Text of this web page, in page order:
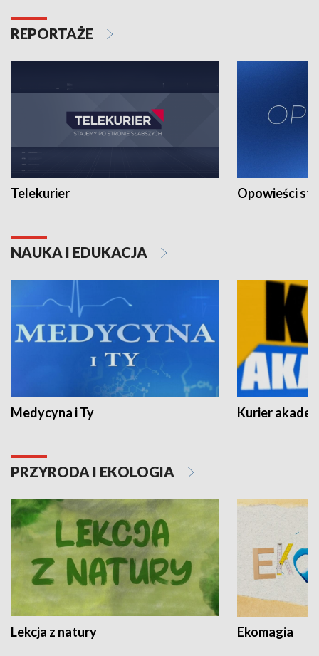
REPORTAŻE
Telekurier Opowieści
NAUKA I EDUKACJA
Medycyna i Ty Kurier
PRZYRODA I EKOLOGIA
Lekcja z natury Ekomagia